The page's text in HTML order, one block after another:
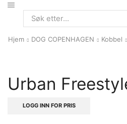
Search
Hjem DOG COPENHAGEN Kobbel
Urban
LOGG INN FOR PRIS